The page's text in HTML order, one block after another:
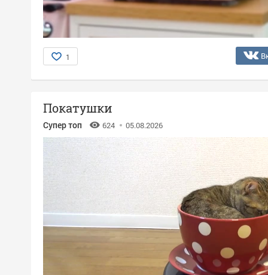
1
Покатушки
Супер топ 624 05.08.2026